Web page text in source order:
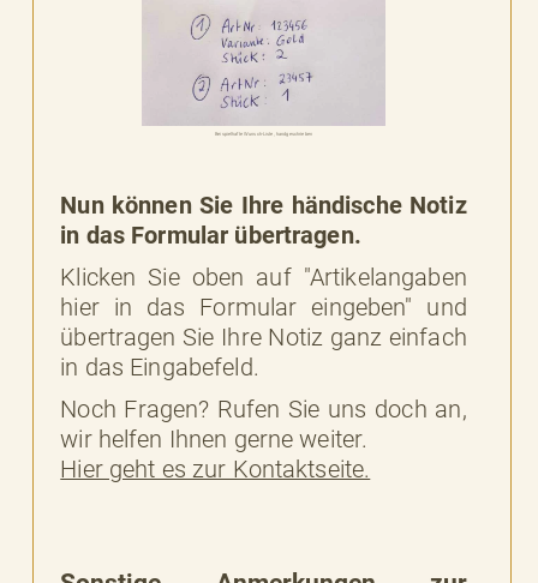
Beispielhafte Wunsch-Liste, handgeschrieben
Nun können Sie Ihre händische Notiz
in das Formular übertragen.
Klicken Sie oben auf "Artikelangaben
hier in das Formular eingeben" und
übertragen Sie Ihre Notiz ganz einfach
in das Eingabefeld.
Noch Fragen? Rufen Sie uns doch an,
wir helfen Ihnen gerne weiter.
Hier geht es zur Kontaktseite.